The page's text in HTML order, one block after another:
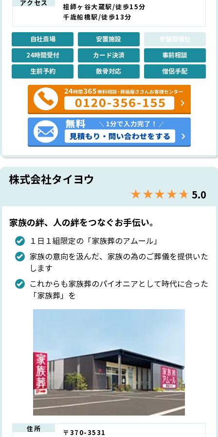
アクセス
祖師ヶ谷大蔵駅/徒歩15分
千歳船橋駅/徒歩13分
自社斎場 安置施設
老舗葬儀社
24時間受付
カード決済
事前相談
生前予約
散骨対応 僧侶手配
株式会社タイヨウ
★★★★★
☆☆☆☆☆ 5.0
家族の絆、人の絆をつなぐお手伝い。
１日１組限定の「家族葬のアムール」
家族の意向を汲んだ、家族の為のご葬儀を提供いた
します
これからも家族葬のパイオニアとして時代に合った
「家族葬」を
住所 〒370-3531